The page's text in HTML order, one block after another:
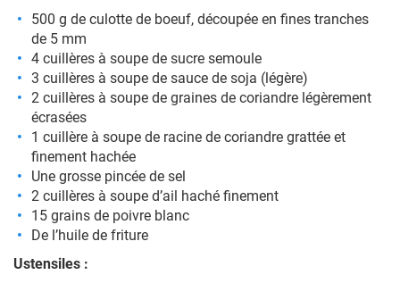
500 g de culotte de boeuf, découpée en fines tranches
de 5 mm
4 cuillères à soupe de sucre semoule
3 cuillères à soupe de sauce de soja (légère)
2 cuillères à soupe de graines de coriandre légèrement
écrasées
1 cuillère à soupe de racine de coriandre grattée et
finement hachée
Une grosse pincée de sel
2 cuillères à soupe d’ail haché finement
15 grains de poivre blanc
De l’huile de friture
Ustensiles :